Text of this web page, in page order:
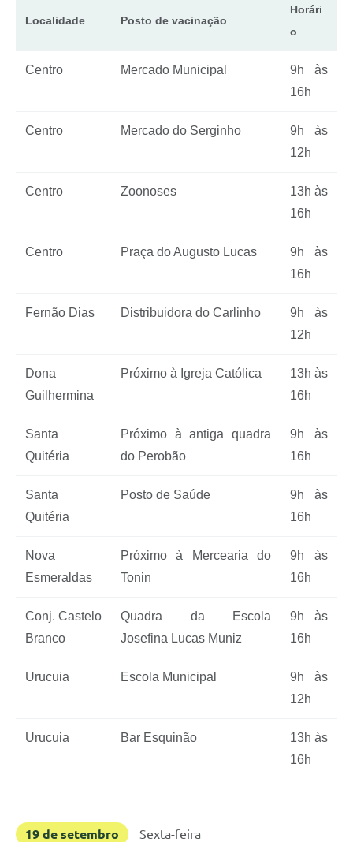
Localidade Posto de vacinação
Horári
o
Centro Mercado Municipal
9h às
16h
Centro Mercado do Serginho
9h às
12h
Centro Zoonoses
13h às
16h
Centro Praça do Augusto Lucas
9h às
16h
Fernão Dias Distribuidora do Carlinho
9h às
12h
Dona
Guilhermina
Próximo à Igreja Católica
13h às
16h
Santa
Quitéria
Próximo à antiga quadra
do Perobão
9h às
16h
Santa
Quitéria
Posto de Saúde
9h às
16h
Nova
Esmeraldas
Próximo à Mercearia do
Tonin
9h às
16h
Conj. Castelo
Branco
Quadra da Escola
Josefina Lucas Muniz
9h às
16h
Urucuia Escola Municipal
9h às
12h
Urucuia Bar Esquinão
13h às
16h
19 de setembro Sexta-feira